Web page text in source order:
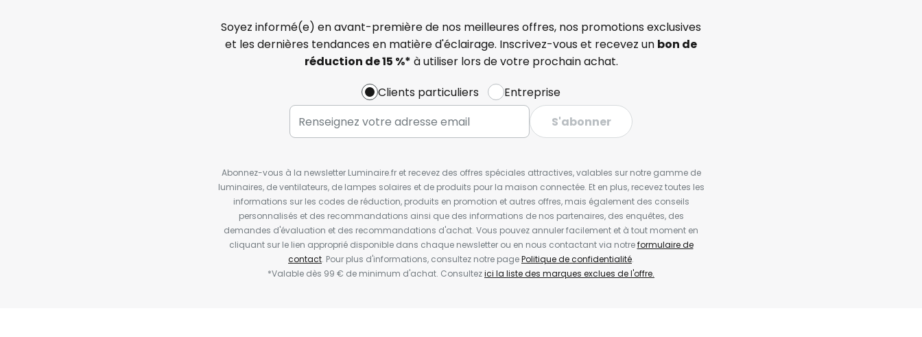
Soyez informé(e) en avant-première de nos meilleures offres, nos promotions exclusives
et les dernières tendances en matière d'éclairage. Inscrivez-vous et recevez un bon de
réduction de 15 %* à utiliser lors de votre prochain achat.
Clients particuliers
Entreprise
S'abonner
Abonnez-vous à la newsletter Luminaire.fr et recevez des offres spéciales attractives, valables sur notre gamme de
luminaires, de ventilateurs, de lampes solaires et de produits pour la maison connectée. Et en plus, recevez toutes les
informations sur les codes de réduction, produits en promotion et autres offres, mais également des conseils
personnalisés et des recommandations ainsi que des informations de nos partenaires, des enquêtes, des
demandes d'évaluation et des recommandations d'achat. Vous pouvez annuler facilement et à tout moment en
cliquant sur le lien approprié disponible dans chaque newsletter ou en nous contactant via notreformulaire de
contact. Pour plus d'informations, consultez notre pagePolitique de confidentialité.
*Valable dès 99 € de minimum d'achat. Consultezici la liste des marques exclues de l'offre.